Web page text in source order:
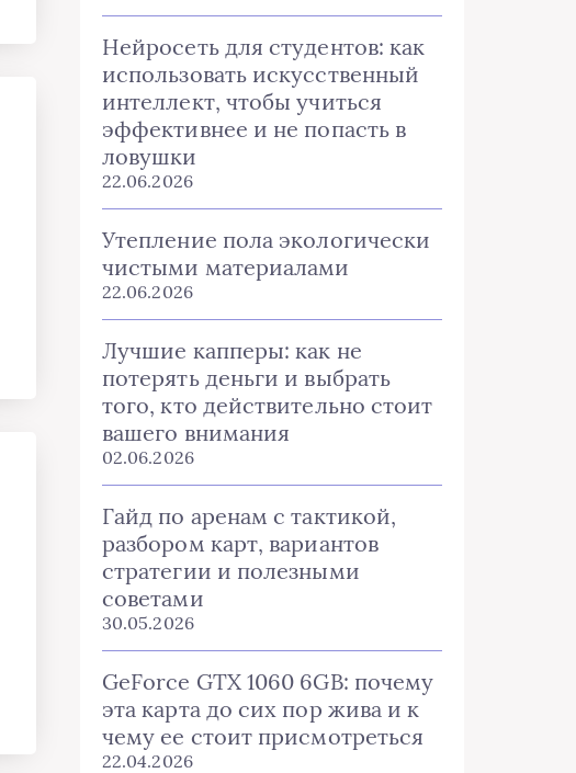
Нейросеть для студентов: как
использовать искусственный
интеллект, чтобы учиться
эффективнее и не попасть в
ловушки
22.06.2026
Утепление пола экологически
чистыми материалами
22.06.2026
Лучшие капперы: как не
потерять деньги и выбрать
того, кто действительно стоит
вашего внимания
02.06.2026
Гайд по аренам с тактикой,
разбором карт, вариантов
стратегии и полезными
советами
30.05.2026
GeForce GTX 1060 6GB: почему
эта карта до сих пор жива и к
чему ее стоит присмотреться
22.04.2026